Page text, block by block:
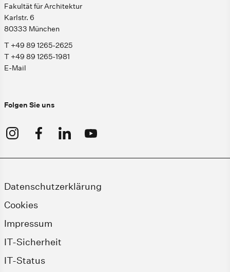
Fakultät für Architektur
Karlstr. 6
80333 München
T +49 89 1265-2625
T +49 89 1265-1981
E-Mail
Folgen Sie uns
Datenschutzerklärung
Cookies
Impressum
IT-Sicherheit
IT-Status